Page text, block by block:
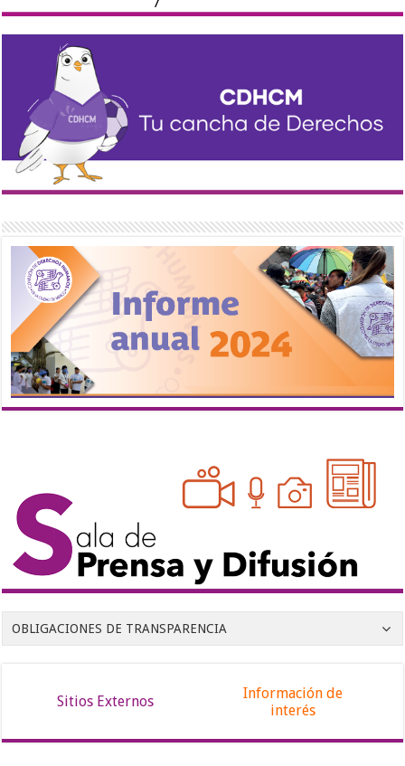
OBLIGACIONES DE TRANSPARENCIA
Sitios Externos
Información de
interés